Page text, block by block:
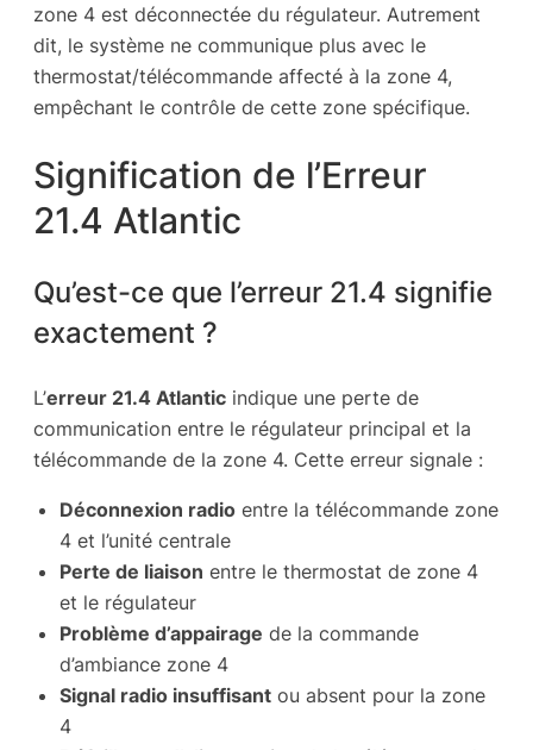
zone 4 est déconnectée du régulateur. Autrement
dit, le système ne communique plus avec le
thermostat/télécommande affecté à la zone 4,
empêchant le contrôle de cette zone spécifique.
Signification de l’Erreur
21.4 Atlantic
Qu’est-ce que l’erreur 21.4 signifie
exactement ?
L’erreur 21.4 Atlantic indique une perte de
communication entre le régulateur principal et la
télécommande de la zone 4. Cette erreur signale :
Déconnexion radio entre la télécommande zone
4 et l’unité centrale
Perte de liaison entre le thermostat de zone 4
et le régulateur
Problème d’appairage de la commande
d’ambiance zone 4
Signal radio insuffisant ou absent pour la zone
4